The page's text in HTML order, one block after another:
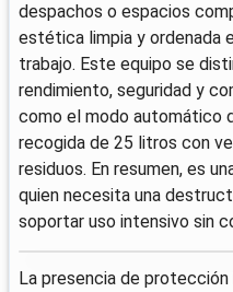
despachos o espacios
estética limpia y ordenada
trabajo. Este equipo se
rendimiento, seguridad y
como el modo automático
recogida de 25 litros con
residuos. En resumen, es
quien necesita una
soportar uso intensivo sin
La presencia de